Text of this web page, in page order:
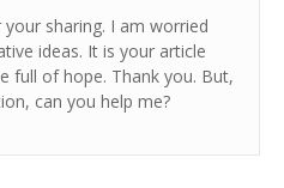
sharing. I am worried
ideas. It is your article
full of hope. Thank you. But,
can you help me?